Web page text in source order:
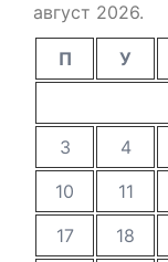
август 2026.
П У
3
4
10
11
17
18